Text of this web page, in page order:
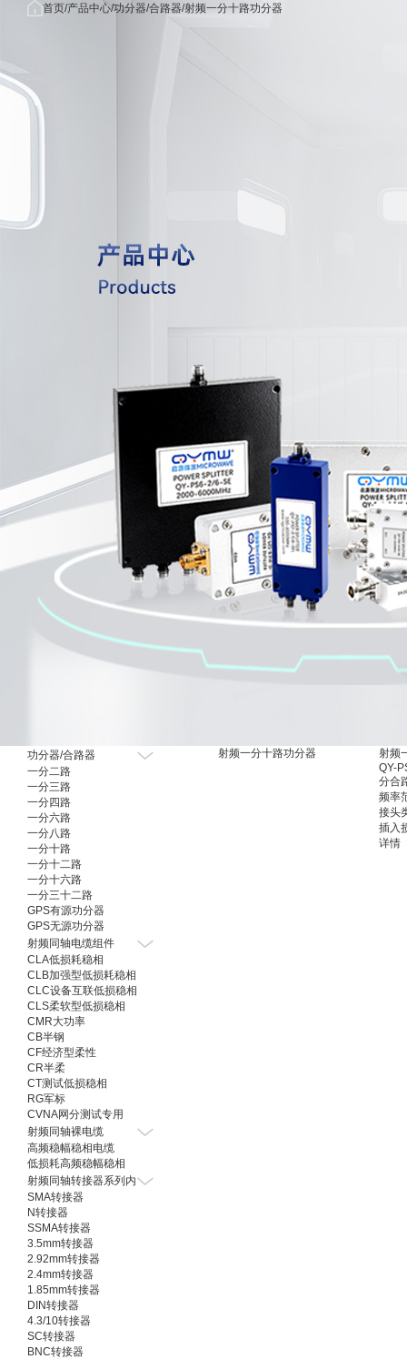
OEM/ODM
联系我们
首页/产品中心/功分器/合路器/射频一分十路功分器
功分器/合路器
一分二路
一分三路
一分四路
一分六路
一分八路
一分十路
一分十二路
一分十六路
一分三十二路
GPS有源功分器
GPS无源功分器
射频同轴电缆组件
CLA低损耗稳相
CLB加强型低损耗稳相
CLC设备互联低损稳相
CLS柔软型低损稳相
CMR大功率
CB半钢
CF经济型柔性
CR半柔
CT测试低损稳相
RG军标
CVNA网分测试专用
射频同轴裸电缆
高频稳幅稳相电缆
低损耗高频稳幅稳相
射频同轴转接器系列内
SMA转接器
N转接器
SSMA转接器
3.5mm转接器
2.92mm转接器
2.4mm转接器
1.85mm转接器
DIN转接器
4.3/10转接器
SC转接器
BNC转接器
射频一分十路功分器
射频
QY-
分合
频率
接头
插入
合路
详情